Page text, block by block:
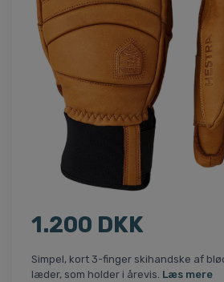
1.200 DKK
Simpel, kort 3-finger skihandske af
læder, som holder i årevis. Læs mere